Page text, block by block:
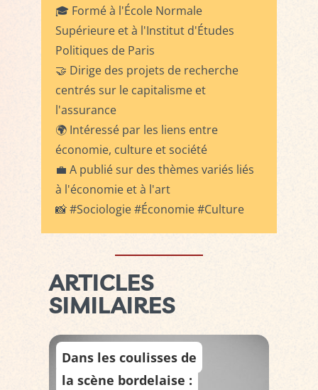
🎓 Formé à l'École Normale
Supérieure et à l'Institut d'Études
Politiques de Paris
🤝 Dirige des projets de recherche
centrés sur le capitalisme et
l'assurance
🌍 Intéressé par les liens entre
économie, culture et société
💼 A publié sur des thèmes variés liés
à l'économie et à l'art
📸 #Sociologie #Économie #Culture
ARTICLES
SIMILAIRES
Dans les coulisses de
la scène bordelaise :